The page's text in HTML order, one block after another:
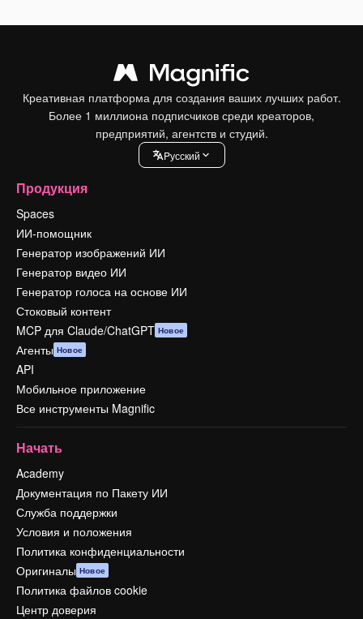
Креативная платформа для создания ваших лучших работ.
Более 1 миллиона подписчиков среди креаторов,
предприятий, агентств и студий.
Pусский
Продукция
Spaces
ИИ-помощник
Генератор изображений ИИ
Генератор видео ИИ
Генератор голоса на основе ИИ
Стоковый контент
MCP для Claude/ChatGPT Новое
Агенты Новое
API
Мобильное приложение
Все инструменты Magnific
Начать
Academy
Документация по Пакету ИИ
Служба поддержки
Условия и положения
Политика конфиденциальности
Оригиналы Новое
Политика файлов cookie
Центр доверия